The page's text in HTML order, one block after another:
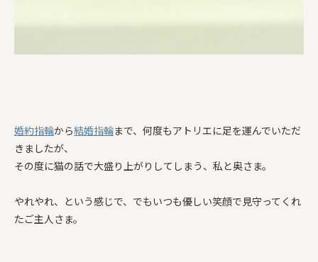
婚約指輪から結婚指輪まで、何度もアトリエに足を運んでいただ
きましたが、
その度に猫の話で大盛り上がりしてしまう、私と奥さま。
やれやれ、という感じで、でもいつも優しい笑顔で見守ってくれ
たご主人さま。